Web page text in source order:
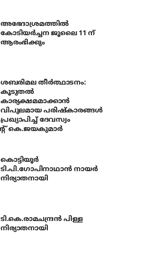
അഭേദാശ്രമത്തില്‍
കോടിയര്‍ച്ചന ജൂലൈ 11 ന്
ആരംഭിക്കും
ശബരിമല തീര്‍ത്ഥാടനം:
കൂടുതല്‍
കാര്യക്ഷമമാക്കാന്‍
വിപുലമായ പരിഷ്‌കാരങ്ങള്‍
പ്രഖ്യാപിച്ച് ദേവസ്വം
കെ.ജയകുമാര്‍
കൊട്ടിയൂര്‍
ടി.പി.ഗോപിനാഥാന്‍ നായര്‍
നിര്യാതനായി
ടി.കെ.രാമചന്ദ്രന്‍ പിള്ള
നിര്യാതനായി